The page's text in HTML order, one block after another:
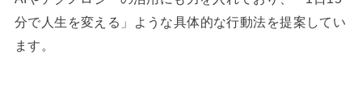
分で人生を変える」ような具体的な行動法を提案してい
ます。